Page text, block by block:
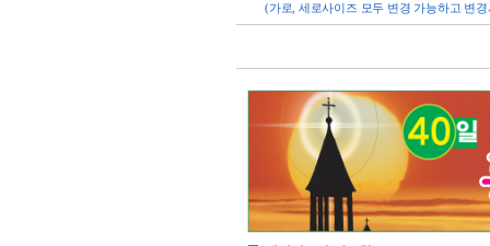
(가로, 세로사이즈 모두 변경 가능하고 변